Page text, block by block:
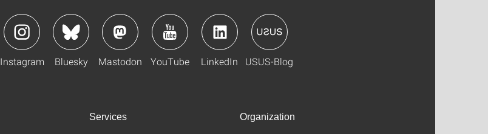
Instagram Bluesky Mastodon YouTube LinkedIn USUS-Blog
Services Organization